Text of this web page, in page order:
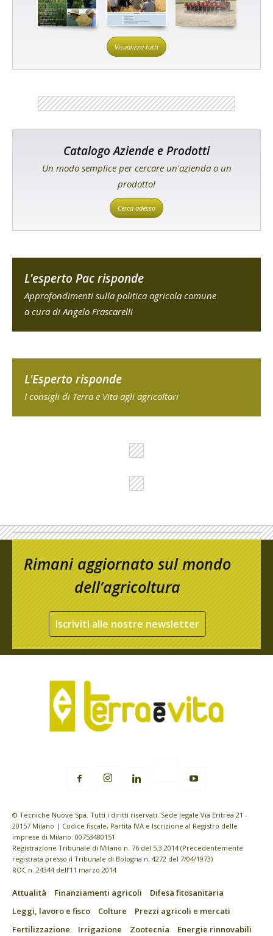
Visualizza tutti
Catalogo Aziende e Prodotti
Un modo semplice per cercare un'azienda o un
prodotto!
Cerca adesso
L'esperto Pac risponde
Approfondimenti sulla politica agricola comune
a cura di Angelo Frascarelli
L'Esperto risponde
I consigli di Terra e Vita agli agricoltori
Rimani aggiornato sul mondo
dell’agricoltura
Iscriviti alle nostre newsletter
© Tecniche Nuove Spa. Tutti i diritti riservati. Sede legale Via Eritrea 21 -
20157 Milano | Codice fiscale, Partita IVA e Iscrizione al Registro delle
imprese di Milano: 00753480151
Registrazione Tribunale di Milano n. 76 del 5.3.2014 (Precedentemente
registrata presso il Tribunale di Bologna n. 4272 del 7/04/1973)
ROC n. 24344 dell’11 marzo 2014
Attualità Finanziamenti agricoli
Difesa fitosanitaria
Leggi, lavoro e fisco
Colture
Prezzi agricoli e mercati
Fertilizzazione
Irrigazione Zootecnia
Energie rinnovabili